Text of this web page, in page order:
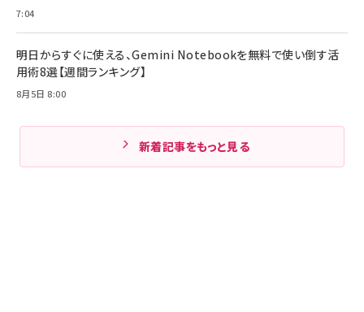
7:04
明日からすぐに使える、Gemini Notebookを無料で使い倒す活
用術8選【週間ランキング】
8月5日 8:00
新着記事をもっと見る